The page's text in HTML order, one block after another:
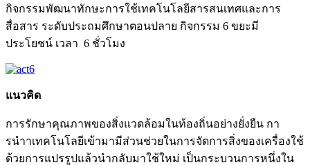
กิจกรรมพัฒนาทักษะการใช้เทคโนโลยีสารสนเทศและการ
สื่อสาร ระดับประถมศึกษาตอนปลาย กิจกรรม 6 ขยะมี
ประโยชน์ เวลา 6 ชั่วโมง
แนวคิด
การรักษาคุณภาพของสิ่งแวดล้อมในท้องถิ่นอย่างยั่งยืน กา
รนำาเทคโนโลยีเข้ามามีส่วนช่วยในการจัดการสิ่งของเครื่องใช้
ด้วยการแปรรูปแล้วนำกลับมาใช้ใหม่ เป็นกระบวนการหนึ่งใน